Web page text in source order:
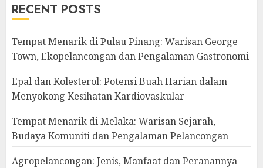
RECENT POSTS
Tempat Menarik di Pulau Pinang: Warisan George
Town, Ekopelancongan dan Pengalaman Gastronomi
Epal dan Kolesterol: Potensi Buah Harian dalam
Menyokong Kesihatan Kardiovaskular
Tempat Menarik di Melaka: Warisan Sejarah,
Budaya Komuniti dan Pengalaman Pelancongan
Agropelancongan: Jenis, Manfaat dan Peranannya